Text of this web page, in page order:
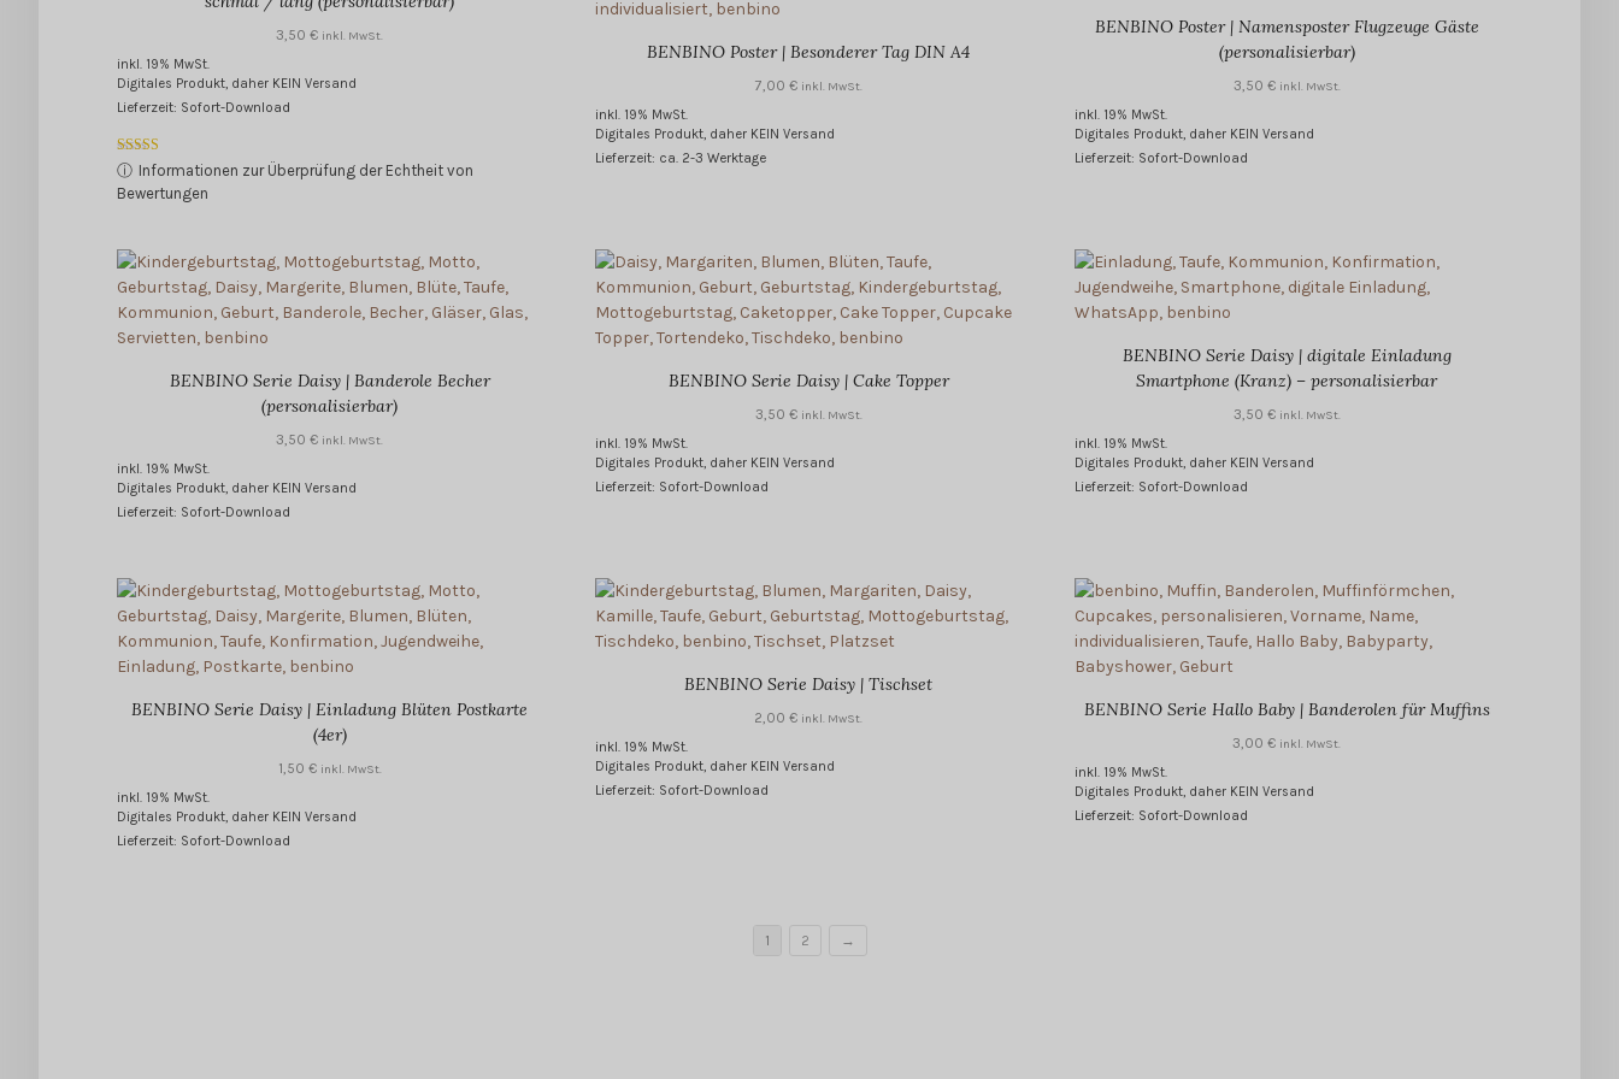
3,50€ inkl. MwSt.
inkl. 19% MwSt.
Digitales Produkt, daher KEIN Versand
Lieferzeit: Sofort-Download
Bewertet mit
5.00
von 5
ⓘ Informationen zur Überprüfung der Echtheit von
Bewertungen
BENBINO Poster | Besonderer Tag DIN A4
7,00 € inkl. MwSt.
inkl. 19% MwSt.
Digitales Produkt, daher KEIN Versand
Lieferzeit: ca. 2-3 Werktage
BENBINO Poster | Namensposter Flugzeuge Gäste
(personalisierbar)
3,50 € inkl. MwSt.
inkl. 19% MwSt.
Digitales Produkt, daher KEIN Versand
Lieferzeit: Sofort-Download
BENBINO Serie Daisy | Banderole Becher
(personalisierbar)
3,50€ inkl. MwSt.
inkl. 19% MwSt.
Digitales Produkt, daher KEIN Versand
Lieferzeit: Sofort-Download
BENBINO Serie Daisy | Cake Topper
3,50 € inkl. MwSt.
inkl. 19% MwSt.
Digitales Produkt, daher KEIN Versand
Lieferzeit: Sofort-Download
BENBINO Serie Daisy | digitale Einladung
Smartphone (Kranz) – personalisierbar
3,50 € inkl. MwSt.
inkl. 19% MwSt.
Digitales Produkt, daher KEIN Versand
Lieferzeit: Sofort-Download
BENBINO Serie Daisy | Einladung Blüten Postkarte
(4er)
1,50 € inkl. MwSt.
inkl. 19% MwSt.
Digitales Produkt, daher KEIN Versand
Lieferzeit: Sofort-Download
BENBINO Serie Daisy | Tischset
2,00€ inkl. MwSt.
inkl. 19% MwSt.
Digitales Produkt, daher KEIN Versand
Lieferzeit: Sofort-Download
BENBINO Serie Hallo Baby | Banderolen für Muffins
3,00€ inkl. MwSt.
inkl. 19% MwSt.
Digitales Produkt, daher KEIN Versand
Lieferzeit: Sofort-Download
1 2 →